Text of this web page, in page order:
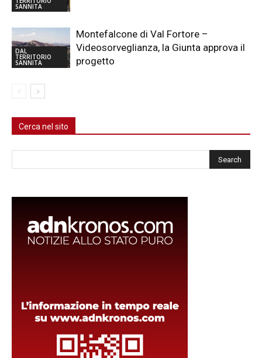
SANNITA
DAL
TERRITORIO
SANNITA
Montefalcone di Val Fortore –
Videosorveglianza, la Giunta approva il
progetto
Cerca nel sito